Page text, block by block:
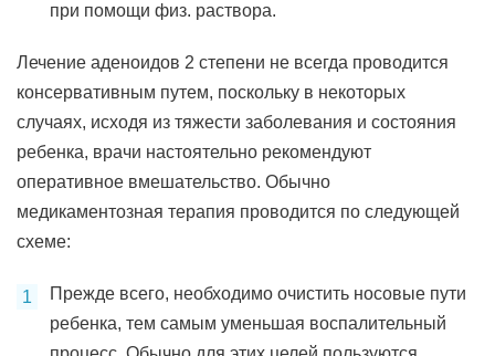
при помощи физ. раствора.
Лечение аденоидов 2 степени не всегда проводится
консервативным путем, поскольку в некоторых
случаях, исходя из тяжести заболевания и состояния
ребенка, врачи настоятельно рекомендуют
оперативное вмешательство. Обычно
медикаментозная терапия проводится по следующей
схеме:
Прежде всего, необходимо очистить носовые пути
ребенка, тем самым уменьшая воспалительный